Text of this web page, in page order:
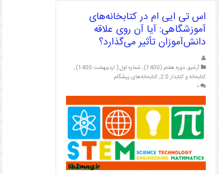
اس تی ایی ام در کتابخانه‌های
آموزشگاهی: آیا آن روی علاقه
دانش‌‌آموزان تأثیر می‌‌گذارد؟
آرشیو,دوره هفتم (1400) , شماره اول ( اردیبهشت 1400)
,
کتابخانه و کتابدار 2.0
,کتابخانه‌های پیشگام
۰